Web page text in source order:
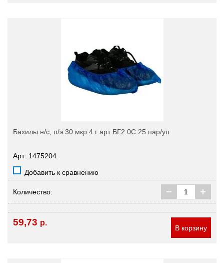
Бахилы н/с, п/э 30 мкр 4 г арт БГ2.0С 25 пар/уп
Арт: 1475204
Добавить к сравнению
Количество:
59,73 р.
В корзину